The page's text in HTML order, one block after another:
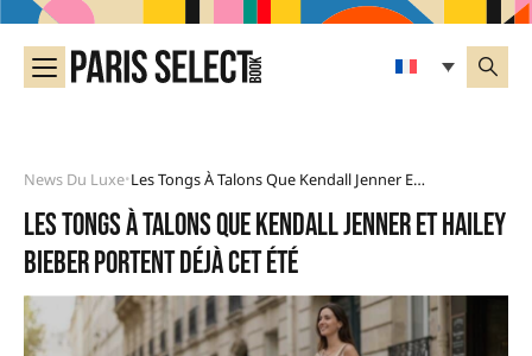
News Du Luxe• Les Tongs À Talons Que Kendall Jenner Et Hailey Bieber Portent Déjà Cet Été
Les tongs à talons que Kendall Jenner et Hailey
Bieber portent déjà cet été